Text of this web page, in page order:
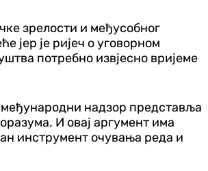
зрелости и међусобног
јер је ријеч о уговорном
потребно извјесно вријеме
надзор представља
И овај аргумент има
инструмент очувања реда и